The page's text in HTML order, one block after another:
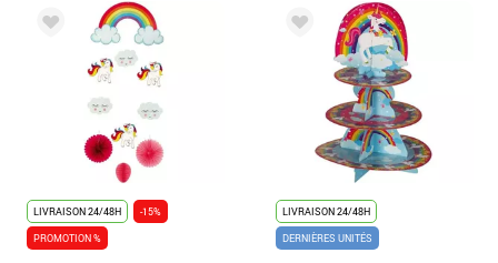
LIVRAISON 24/48H
-15%
PROMOTION %
LIVRAISON 24/48H
DERNIÈRES UNITÉS